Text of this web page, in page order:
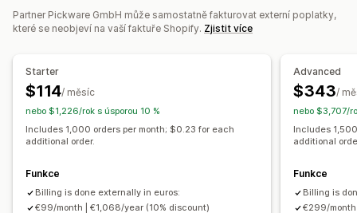
Sledování dávek
Optimalizace Výkazy Přehled hodnoty
Účetnictví a finance
Peněžní tok Nákupní objednávky Vykazování
Synchronizace objednávek
Sledování v reálném čase
E-mailová oznámení
Partner Pickware GmbH může samostatně fakturovat externí poplatky,
které se neobjeví na vaší faktuře Shopify. Zjistit více
Starter
$114/ měsíc
nebo $1,226/rok s úsporou 10 %
Includes 1,000 orders per month; $0.23 for each
additional order.
Funkce
Billing is done externally in euros:
€99/month | €1,068/year (10% discount)
Advanced
$343/
nebo $3,707/
Includes
additional
Funkce
Billing is
€299/